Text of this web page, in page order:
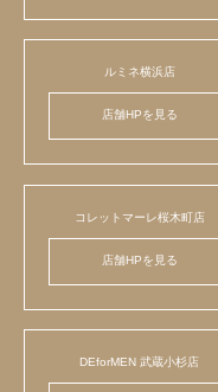
ルミネ横浜店
店舗HPを見る
コレットマーレ桜木町店
店舗HPを見る
DEforMEN 武蔵小杉店